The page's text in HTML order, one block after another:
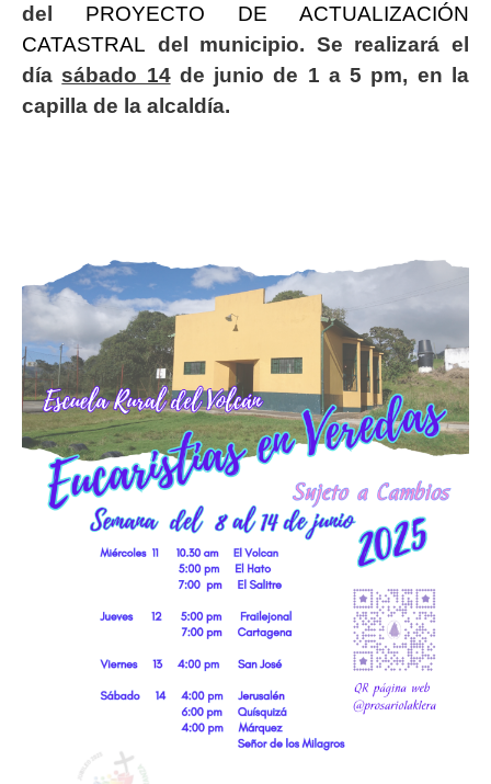
del PROYECTO DE ACTUALIZACIÓN
CATASTRAL del municipio. Se realizará el
díasábado 14de junio de 1 a 5 pm, en la
capilla de la alcaldía.